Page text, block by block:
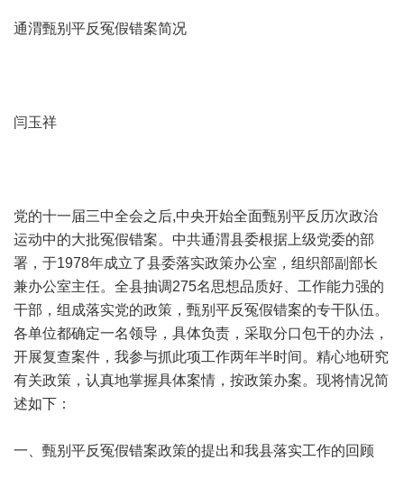
通渭甄别平反冤假错案简况
闫玉祥
党的十一届三中全会之后,中央开始全面甄别平反历次政治
运动中的大批冤假错案。中共通渭县委根据上级党委的部
署，于1978年成立了县委落实政策办公室，组织部副部长
兼办公室主任。全县抽调275名思想品质好、工作能力强的
干部，组成落实党的政策，甄别平反冤假错案的专干队伍。
各单位都确定一名领导，具体负责，采取分口包干的办法，
开展复查案件，我参与抓此项工作两年半时间。精心地研究
有关政策，认真地掌握具体案情，按政策办案。现将情况简
述如下：
一、甄别平反冤假错案政策的提出和我县落实工作的回顾